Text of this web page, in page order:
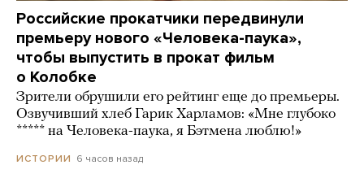
Российские прокатчики передвинули
премьеру нового «Человека-паука»,
чтобы выпустить в прокат фильм
о Колобке
Зрители обрушили его рейтинг еще до премьеры.
Озвучивший хлеб Гарик Харламов: «Мне глубоко
***** на Человека-паука, я Бэтмена люблю!»
ИСТОРИИ 6 часов назад